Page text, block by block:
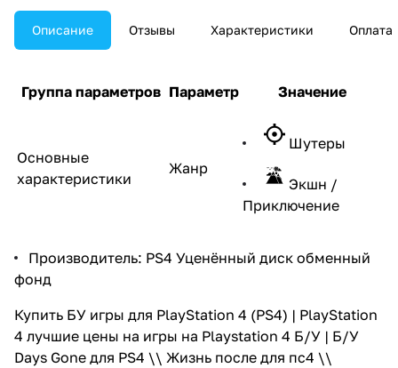
году. Компания, которая во
многом выиграла это
поколение консолей благодаря
отчаянно нуждалась в отличном
PlayStation 4
Описание Отзывы Характеристики Оплата
Группа параметров Параметр Значение
Основные
характеристики
Жанр
Шутеры
Экшн /
Приключение
Производитель: PS4 Уценённый диск обменный
фонд
Купить БУ игры для PlayStation 4 (PS4) | PlayStation
4 лучшие цены на игры на Playstation 4 Б/У | Б/У
Days Gone для PS4 \\ Жизнь после для пс4 \\